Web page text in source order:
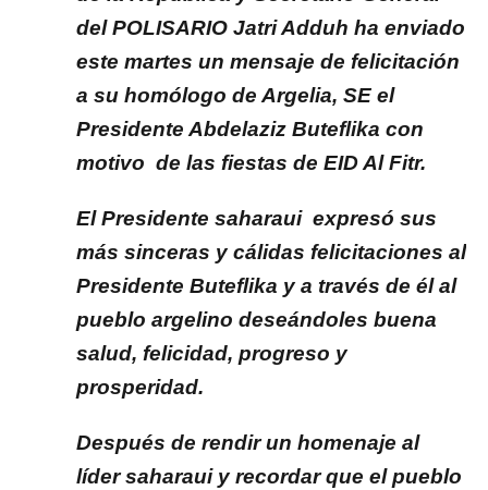
del POLISARIO Jatri Adduh ha enviado
este martes un mensaje de felicitación
a su homólogo de Argelia, SE el
Presidente Abdelaziz Buteflika con
motivo de las fiestas de EID Al Fitr.
El Presidente saharaui expresó sus
más sinceras y cálidas felicitaciones al
Presidente Buteflika y a través de él al
pueblo argelino deseándoles buena
salud, felicidad, progreso y
prosperidad.
Después de rendir un homenaje al
líder saharaui y recordar que el pueblo